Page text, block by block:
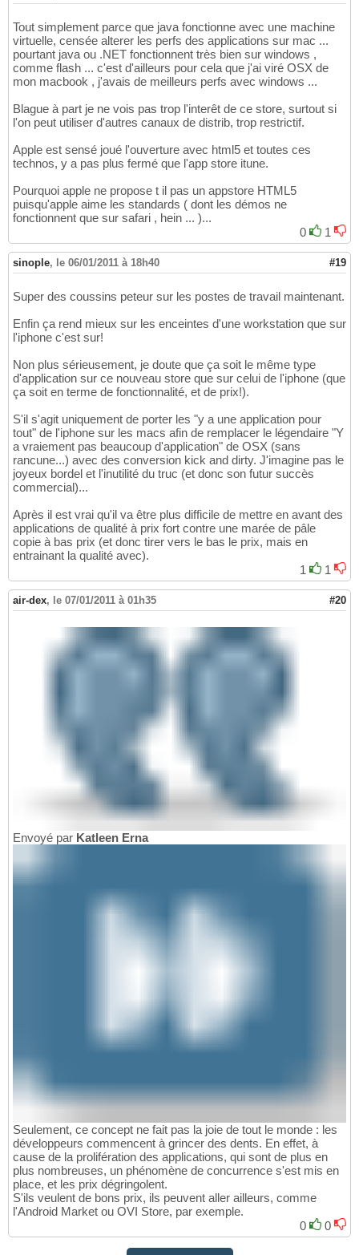
Tout simplement parce que java fonctionne avec une machine
virtuelle, censée alterer les perfs des applications sur mac ...
pourtant java ou .NET fonctionnent très bien sur windows ,
comme flash ... c'est d'ailleurs pour cela que j'ai viré OSX de
mon macbook , j'avais de meilleurs perfs avec windows ...
Blague à part je ne vois pas trop l'interêt de ce store, surtout si
l'on peut utiliser d'autres canaux de distrib, trop restrictif.
Apple est sensé joué l'ouverture avec html5 et toutes ces
technos, y a pas plus fermé que l'app store itune.
Pourquoi apple ne propose t il pas un appstore HTML5
puisqu'apple aime les standards ( dont les démos ne
fonctionnent que sur safari , hein ... )...
0
1
sinople, le 06/01/2011 à 18h40 #19
Super des coussins peteur sur les postes de travail maintenant.
Enfin ça rend mieux sur les enceintes d'une workstation que sur
l'iphone c'est sur!
Non plus sérieusement, je doute que ça soit le même type
d'application sur ce nouveau store que sur celui de l'iphone (que
ça soit en terme de fonctionnalité, et de prix!).
S'il s'agit uniquement de porter les "y a une application pour
tout" de l'iphone sur les macs afin de remplacer le légendaire "Y
a vraiement pas beaucoup d'application" de OSX (sans
rancune...) avec des conversion kick and dirty. J'imagine pas le
joyeux bordel et l'inutilité du truc (et donc son futur succès
commercial)...
Après il est vrai qu'il va être plus difficile de mettre en avant des
applications de qualité à prix fort contre une marée de pâle
copie à bas prix (et donc tirer vers le bas le prix, mais en
entrainant la qualité avec).
1
1
air-dex, le 07/01/2011 à 01h35 #20
Envoyé par Katleen Erna
Seulement, ce concept ne fait pas la joie de tout le monde : les
développeurs commencent à grincer des dents. En effet, à
cause de la prolifération des applications, qui sont de plus en
plus nombreuses, un phénomène de concurrence s'est mis en
place, et les prix dégringolent.
S'ils veulent de bons prix, ils peuvent aller ailleurs, comme
l'Android Market ou OVI Store, par exemple.
0
0